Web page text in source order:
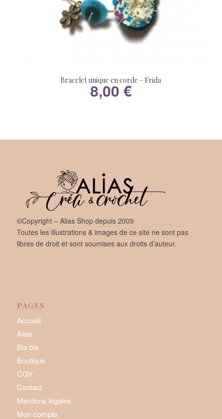
Bracelet unique en corde – Frida
8,00 €
©Copyright – Alias Shop depuis 2009
Toutes les illustrations & images de ce site ne sont pas
libres de droit et sont soumises aux droits d’auteur.
PAGES
Accueil
Alias
Bla bla
Boutique
CGV
Contact
Mentions légales
Mon compte